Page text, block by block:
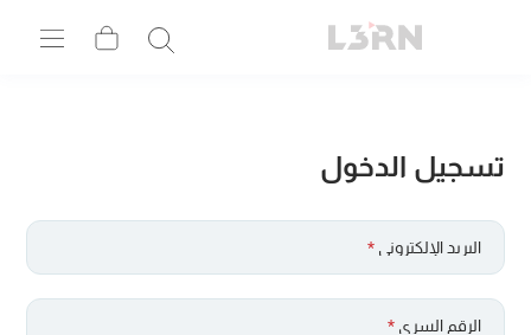
تسجيل الدخول
البريد الإلكتروني *
الرقم السري *